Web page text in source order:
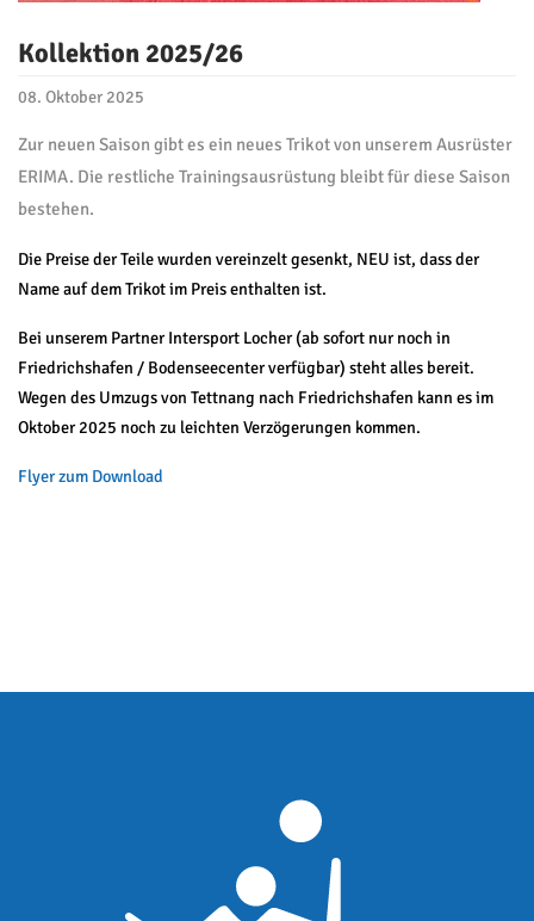
Kollektion 2025/26
08. Oktober 2025
Zur neuen Saison gibt es ein neues Trikot von unserem Ausrüster
ERIMA. Die restliche Trainingsausrüstung bleibt für diese Saison
bestehen.
Die Preise der Teile wurden vereinzelt gesenkt, NEU ist, dass der
Name auf dem Trikot im Preis enthalten ist.
Bei unserem Partner Intersport Locher (ab sofort nur noch in
Friedrichshafen / Bodenseecenter verfügbar) steht alles bereit.
Wegen des Umzugs von Tettnang nach Friedrichshafen kann es im
Oktober 2025 noch zu leichten Verzögerungen kommen.
Flyer zum Download